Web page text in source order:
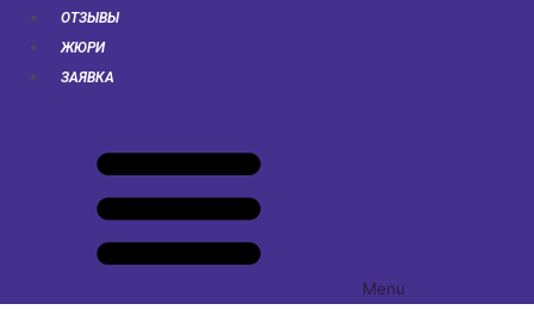
ОТЗЫВЫ
ЖЮРИ
ЗАЯВКА
Menu